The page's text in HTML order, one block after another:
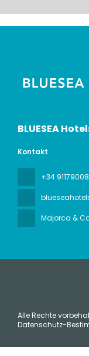
BLUESEA
Kontakt
+34
Majorca &
Alle Rechte
Datenschutz-